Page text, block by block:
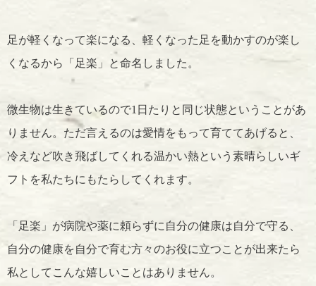
足が軽くなって楽になる、軽くなった足を動かすのが楽し
くなるから「足楽」と命名しました。
微生物は生きているので1日たりと同じ状態ということがあ
りません。ただ言えるのは愛情をもって育ててあげると、
冷えなど吹き飛ばしてくれる温かい熱という素晴らしいギ
フトを私たちにもたらしてくれます。
「足楽」が病院や薬に頼らずに自分の健康は自分で守る、
自分の健康を自分で育む方々のお役に立つことが出来たら
私としてこんな嬉しいことはありません。